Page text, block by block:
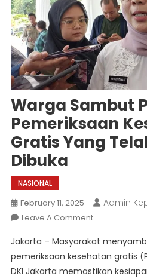
Warga Sambut
Pemeriksaan
Gratis Yang
Dibuka
NASIONAL
February 11, 2025 Admin
Leave A CommentOn
Sambut
Positif
Pemeriksaan
Jakarta – Masyarakat
pemeriksaan kesehatan gratis
DKI Jakarta memastikan